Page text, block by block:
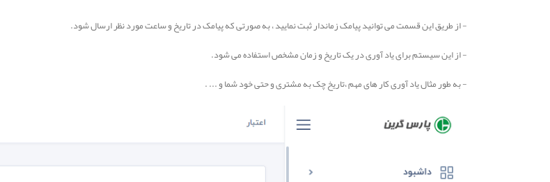
- از طریق این قسمت می توانید پیامک زماندار ثبت نمایید ، به صورتی که پیامک در تاریخ و ساعت مورد نظر ارسال شود.
- از این سیستم برای یاد آوری در یک تاریخ و زمان مشخص استفاده می شود.
- به طور مثال یاد آوری کار های مهم ،تاریخ چک به مشتری و حتی خود شما و ... .